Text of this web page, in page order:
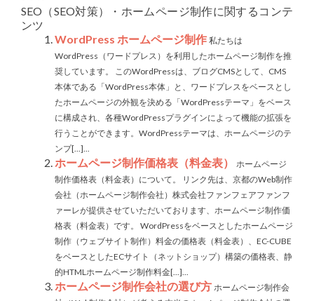
SEO（SEO対策）・ホームページ制作に関するコンテ
ンツ
WordPress ホームページ制作 私たちは
WordPress（ワードプレス）を利用したホームページ制作を推
奨しています。 このWordPressは、ブログCMSとして、CMS
本体である「WordPress本体」と、ワードプレスをベースとし
たホームページの外観を決める「WordPressテーマ」をベース
に構成され、各種WordPressプラグインによって機能の拡張を
行うことができます。WordPressテーマは、ホームページのテ
ンプ[...]...
ホームページ制作価格表（料金表）
ホームページ
制作価格表（料金表）について。 リンク先は、京都のWeb制作
会社（ホームページ制作会社）株式会社ファンフェアファンフ
ァーレが提供させていただいております、ホームページ制作価
格表（料金表）です。 WordPressをベースとしたホームページ
制作（ウェブサイト制作）料金の価格表（料金表）、EC-CUBE
をベースとしたECサイト（ネットショップ）構築の価格表、静
的HTMLホームページ制作料金[...]...
ホームページ制作会社の選び方 ホームページ制作会